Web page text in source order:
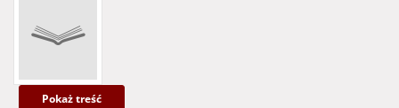
Pokaż treść